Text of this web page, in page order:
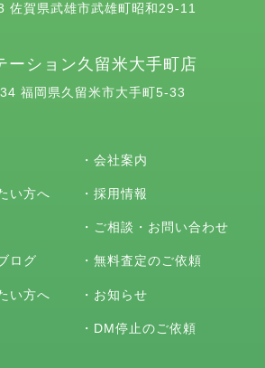
佐賀県武雄市武雄町昭和29-11
ーション久留米大手町店
福岡県久留米市大手町5-33
い方へ
ログ
い方へ
・会社案内
・採用情報
・ ご相談・お問い合わせ
・無料査定のご依頼
・ お知らせ
・ DM停止のご依頼